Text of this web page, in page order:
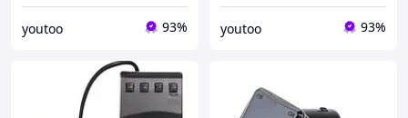
youtoo 93% youtoo 93%